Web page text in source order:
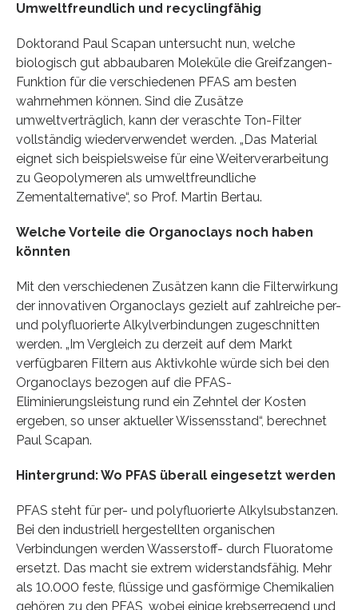
Umweltfreundlich und recyclingfähig
Doktorand Paul Scapan untersucht nun, welche
biologisch gut abbaubaren Moleküle die Greifzangen-
Funktion für die verschiedenen PFAS am besten
wahrnehmen können. Sind die Zusätze
umweltverträglich, kann der veraschte Ton-Filter
vollständig wiederverwendet werden. „Das Material
eignet sich beispielsweise für eine Weiterverarbeitung
zu Geopolymeren als umweltfreundliche
Zementalternative“, so Prof. Martin Bertau.
Welche Vorteile die Organoclays noch haben
könnten
Mit den verschiedenen Zusätzen kann die Filterwirkung
der innovativen Organoclays gezielt auf zahlreiche per-
und polyfluorierte Alkylverbindungen zugeschnitten
werden. „Im Vergleich zu derzeit auf dem Markt
verfügbaren Filtern aus Aktivkohle würde sich bei den
Organoclays bezogen auf die PFAS-
Eliminierungsleistung rund ein Zehntel der Kosten
ergeben, so unser aktueller Wissensstand“, berechnet
Paul Scapan.
Hintergrund: Wo PFAS überall eingesetzt werden
PFAS steht für per- und polyfluorierte Alkylsubstanzen.
Bei den industriell hergestellten organischen
Verbindungen werden Wasserstoff- durch Fluoratome
ersetzt. Das macht sie extrem widerstandsfähig. Mehr
als 10.000 feste, flüssige und gasförmige Chemikalien
gehören zu den PFAS, wobei einige krebserregend und